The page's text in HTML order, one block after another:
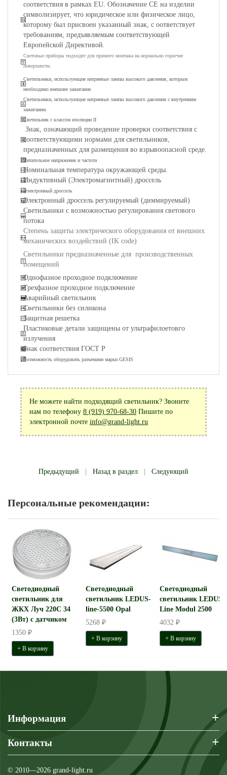
соответствия в рамках EU. Обозначение СЕ на изделии
символизирует, что юридическое или физическое лицо,
которому был присвоен указанный знак, с оответствует
требованиям, предъявляемым соответствующей
Европейской Директивой.
Световые приборы подходят для прямого монтажа на нормально горючие
поверхности.
Светильники, использующие натриевые лампы высокого давления, которым
необходимо внешнее зажигание.
Светильники, использующие натриевые лампы высокого давления с внутренним
зажиганим.
Светильник с классом изоляции II
Знак, означающий проведение проверки соответствия с
соответствующими нормами для светильников,
предназначенных для размещения во взрывоопасной среде.
Питательное напряжение и частота
Номинальная температура окружающей среды.
Индуктивный (Электромагнитный) дроссель
Электронный дроссель
Электронный дроссель регулируемый (диммируемый)
Светильники с возможностью регулирования светового
потока
Степень защиты электрического оборудования от внешних
механических воздействий (IK code)
Светильники предназначенные для производственных
помещений
Однофазное проходное подключение
Трехфазное проходное подключение
Аварийный светильник
Светильники без силикона
Защитная решетка
Пластиковые детали защищены от ультрафилоетовго
излучения
Знак соответствия ГОСТ Р
Возможность оборудовать разъемами марки GESIS
Не можете найти подходящий светильник? Звоните
нам по телефону 8 (919) 970-68-30 Пишите по
электронной почте info@grand-light.ru
Предыдущий Назад в раздел Следующий
Персональные рекомендации:
Светодиодный
светильник для
ЖКХ Луч 220С 34
(3Вт) с датчиком
1350 ₽
+ В корзину
Светодиодный
светильник LEDUS-
line-5500 Opal
5268 ₽
+ В корзину
Светодиодный
светильник LEDUS-
Line Modul 2500
4032 ₽
+ В корзину
Информация +
Контакты +
© 2010—2026 grand-light.ru